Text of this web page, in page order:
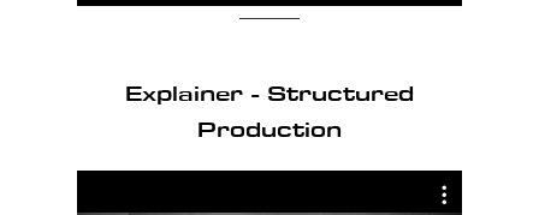
Explainer - Structured
Production